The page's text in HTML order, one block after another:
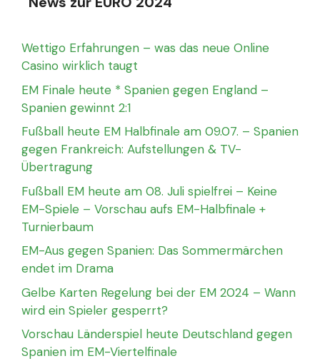
Wettigo Erfahrungen – was das neue Online
Casino wirklich taugt
EM Finale heute * Spanien gegen England –
Spanien gewinnt 2:1
Fußball heute EM Halbfinale am 09.07. – Spanien
gegen Frankreich: Aufstellungen & TV-
Übertragung
Fußball EM heute am 08. Juli spielfrei – Keine
EM-Spiele – Vorschau aufs EM-Halbfinale +
Turnierbaum
EM-Aus gegen Spanien: Das Sommermärchen
endet im Drama
Gelbe Karten Regelung bei der EM 2024 – Wann
wird ein Spieler gesperrt?
Vorschau Länderspiel heute Deutschland gegen
Spanien im EM-Viertelfinale